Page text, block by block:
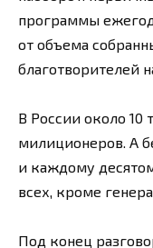
программы
от объема
благотворителей
В России около 10
милиционеров. А
и каждому
всех, кроме
Под конец